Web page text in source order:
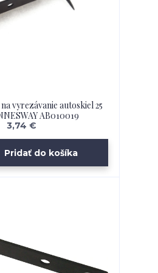
vyrezávanie autoskiel 25
AB010019
3,74 €
Pridať do košíka